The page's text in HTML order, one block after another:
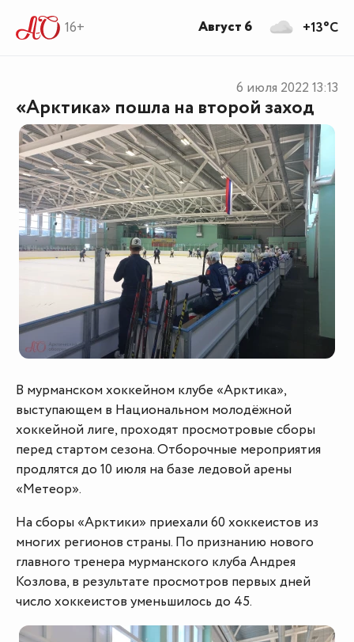
16+
«Арктика» пошла на второй заход
6 июля 2022 13:13
В мурманском хоккейном клубе «Арктика»,
выступающем в Национальном молодёжной
хоккейной лиге, проходят просмотровые сборы
перед стартом сезона. Отборочные мероприятия
продлятся до 10 июля на базе ледовой арены
«Метеор».
На сборы «Арктики» приехали 60 хоккеистов из
многих регионов страны. По признанию нового
главного тренера мурманского клуба Андрея
Козлова, в результате просмотров первых дней
число хоккеистов уменьшилось до 45.
+13°C
Август 6